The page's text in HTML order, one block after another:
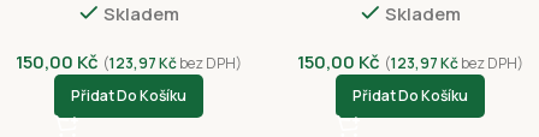
Skladem
150,00 Kč (123,97Kčbez DPH)
Přidat Do Košíku
Skladem
150,00 Kč (123,97Kčbez DPH)
Přidat Do Košíku